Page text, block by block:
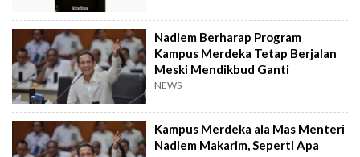
Nadiem Berharap Program
Kampus Merdeka Tetap Berjalan
Meski Mendikbud Ganti
NEWS
Kampus Merdeka ala Mas Menteri
Nadiem Makarim, Seperti Apa